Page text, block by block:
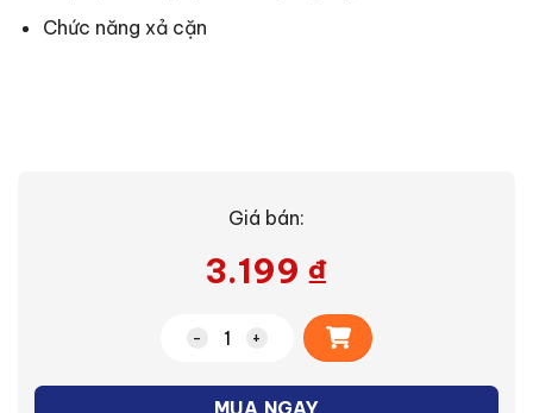
Chức năng xả cặn
Giá bán:
3.199 ₫
Bàn ủi hơi nước Philips GC487/89 số
MUA NGAY
Alternative: